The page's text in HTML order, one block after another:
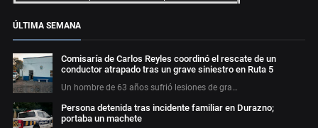
ÚLTIMA SEMANA
Comisaría de Carlos Reyles coordinó el rescate de un
conductor atrapado tras un grave siniestro en Ruta 5
Un hombre de 63 años sufrió lesiones de gra…
Persona detenida tras incidente familiar en Durazno;
portaba un machete